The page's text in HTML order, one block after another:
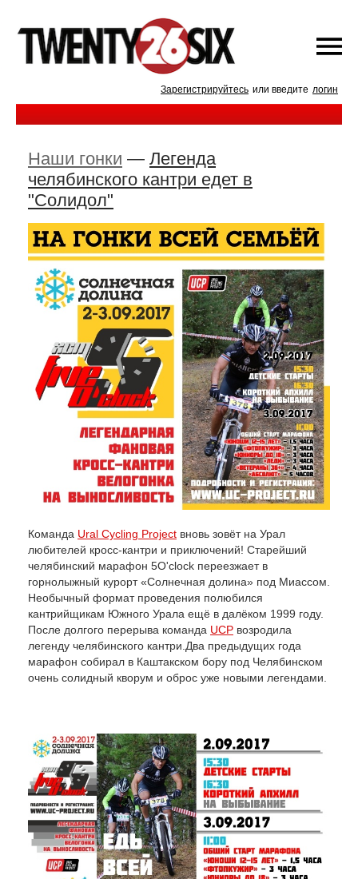
Зарегистрируйтесь или введите логин
Наши гонки — Легенда
челябинского кантри едет в
"Солидол"
Команда Ural Cycling Project вновь зовёт на Урал
любителей кросс-кантри и приключений! Старейший
челябинский марафон 5O'clock переезжает в
горнолыжный курорт «Солнечная долина» под Миассом.
Необычный формат проведения полюбился
кантрийщикам Южного Урала ещё в далёком 1999 году.
После долгого перерыва команда UCP возродила
легенду челябинского кантри. Два предыдущих года
марафон собирал в Каштакском бору под Челябинском
очень солидный кворум и оброс уже новыми легендами.